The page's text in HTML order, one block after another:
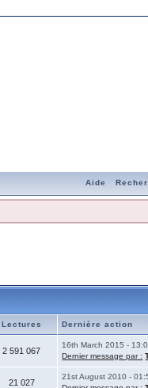
Aide
Lectures Dernière action
2 591 067
16th March 2015 -
Dernier message par :
21 027
21st August 2010 -